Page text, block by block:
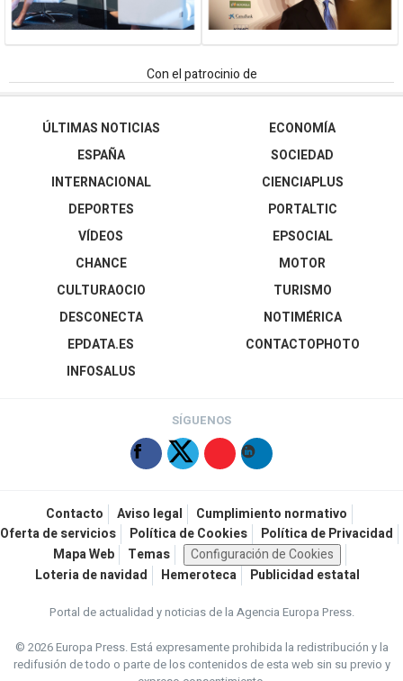
Con el patrocinio de
ÚLTIMAS NOTICIAS
ESPAÑA
INTERNACIONAL
DEPORTES
VÍDEOS
ECONOMÍA
SOCIEDAD
CIENCIAPLUS
PORTALTIC
EPSOCIAL
CHANCE
CULTURAOCIO
DESCONECTA
EPDATA.ES
INFOSALUS
MOTOR
TURISMO
NOTIMÉRICA
CONTACTOPHOTO
SÍGUENOS
Contacto Aviso legal
Cumplimiento normativo
Oferta de servicios
Política de Cookies
Política de Privacidad
Mapa Web
Temas
Configuración de Cookies
Loteria de navidad
Hemeroteca Publicidad estatal
Portal de actualidad y noticias de la Agencia Europa Press.
© 2026 Europa Press.Está expresamente prohibida la redistribución y la
redifusión de todo o parte de los contenidos de esta web sin su previo y